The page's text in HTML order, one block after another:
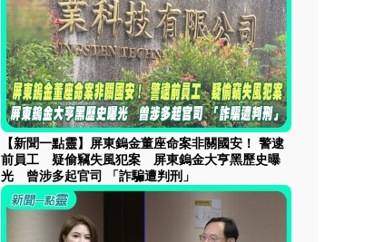
【新聞一點靈】屏東鎢金董座命案非關國安！ 警逮
前員工 疑偷竊失風犯案 屏東鎢金大亨黑歷史曝
光 曾涉多起官司 「詐騙遭判刑」